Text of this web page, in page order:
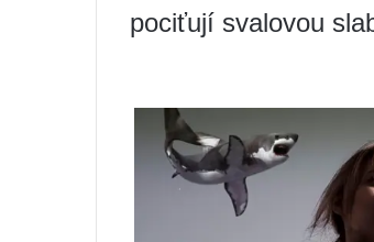
pociťují svalovou